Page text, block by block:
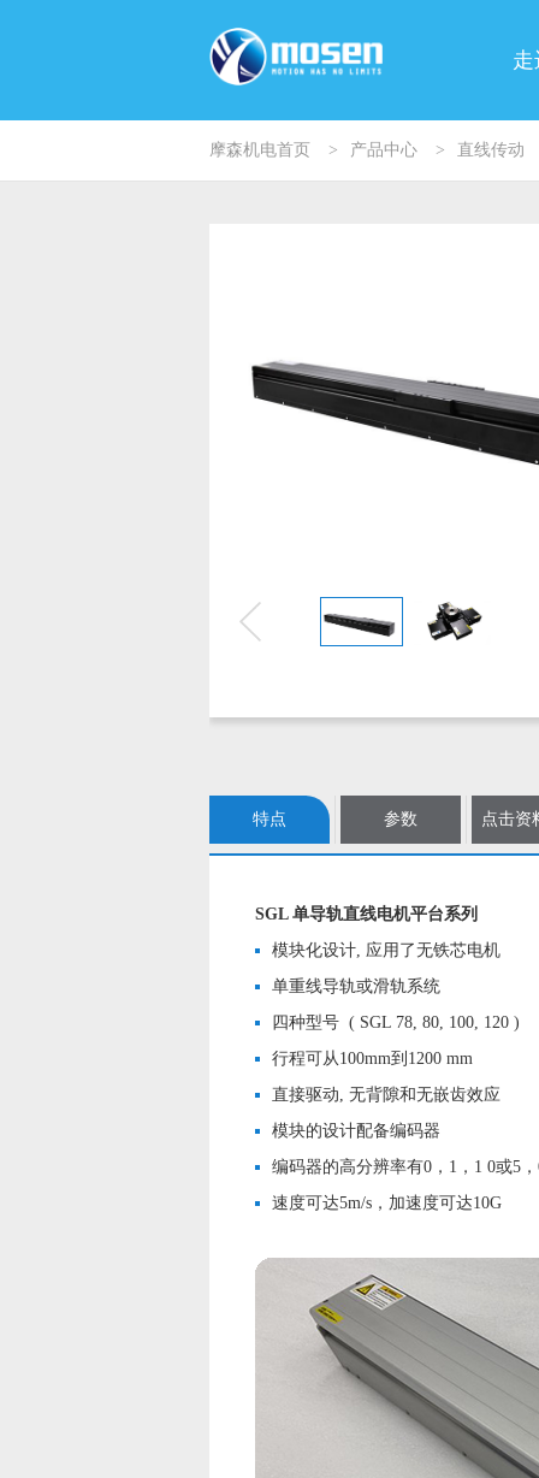
摩森机电首页 > 产品中心 > 直线传动
特点 参数 点击资
SGL 单导轨直线电机平台系列
模块化设计, 应用了无铁芯电机
单重线导轨或滑轨系统
四种型号 ( SGL 78, 80, 100, 120 )
行程可从100mm到1200 mm
直接驱动, 无背隙和无嵌齿效应
模块的设计配备编码器
编码器的高分辨率有0，1，1 0或5
速度可达5m/s，加速度可达10G